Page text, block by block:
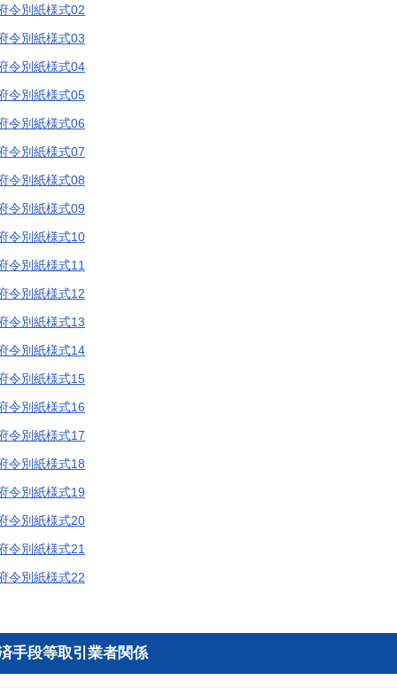
令別紙様式02
令別紙様式03
令別紙様式04
令別紙様式05
令別紙様式06
令別紙様式07
令別紙様式08
令別紙様式09
令別紙様式10
令別紙様式11
令別紙様式12
令別紙様式13
令別紙様式14
令別紙様式15
令別紙様式16
令別紙様式17
令別紙様式18
令別紙様式19
令別紙様式20
令別紙様式21
令別紙様式22
手段等取引業者関係